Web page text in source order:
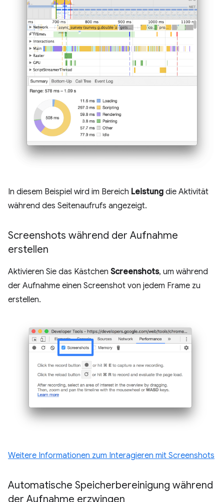
In diesem Beispiel wird im Bereich Leistung die Aktivität
während des Seitenaufrufs angezeigt.
Screenshots während der Aufnahme
erstellen
Aktivieren Sie das Kästchen Screenshots, um während
der Aufnahme einen Screenshot von jedem Frame zu
erstellen.
Weitere Informationen zum Interagieren mit Screenshots
Automatische Speicherbereinigung während
der Aufnahme erzwingen